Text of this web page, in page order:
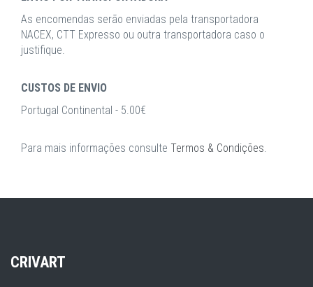
As encomendas serão enviadas pela transportadora
NACEX, CTT Expresso ou outra transportadora caso o
justifique.
CUSTOS DE ENVIO
Portugal Continental - 5.00€
Para mais informações consulte Termos & Condições.
CRIVART